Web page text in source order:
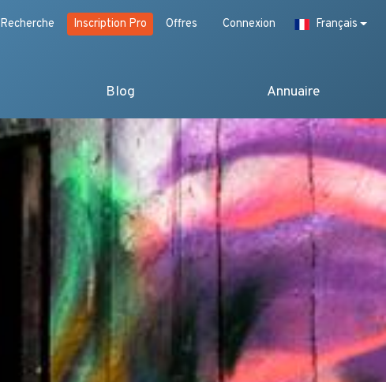
Recherche Inscription Pro Offres Connexion Français
Blog Annuaire